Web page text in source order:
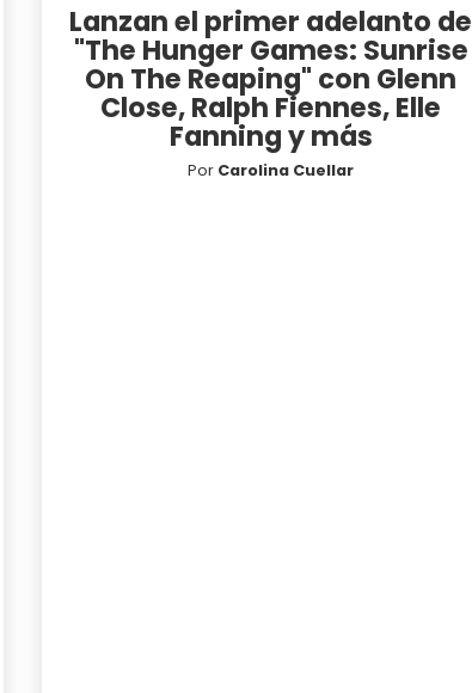
Lanzan el primer adelanto de
"The Hunger Games: Sunrise
On The Reaping" con Glenn
Close, Ralph Fiennes, Elle
Fanning y más
Por Carolina Cuellar